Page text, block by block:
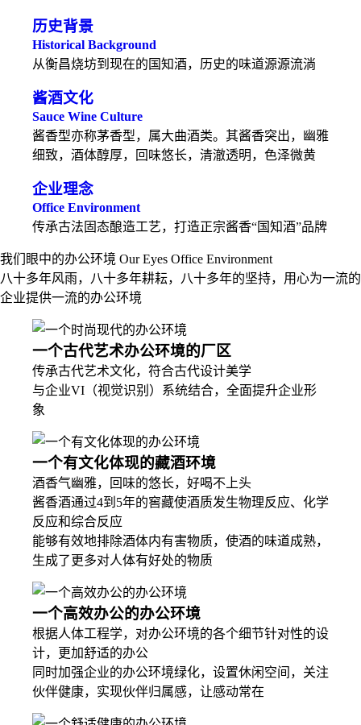
历史背景
Historical Background
从衡昌烧坊到现在的国知酒，历史的味道源源流淌
酱酒文化
Sauce Wine Culture
酱香型亦称茅香型，属大曲酒类。其酱香突出，幽雅
细致，酒体醇厚，回味悠长，清澈透明，色泽微黄
企业理念
Office Environment
传承古法固态酿造工艺，打造正宗酱香“国知酒”品牌
我们眼中的办公环境 Our Eyes Office Environment
八十多年风雨，八十多年耕耘，八十多年的坚持，用心为一流的
企业提供一流的办公环境
一个古代艺术办公环境的厂区
传承古代艺术文化，符合古代设计美学
与企业VI（视觉识别）系统结合，全面提升企业形
象
一个有文化体现的藏酒环境
酒香气幽雅，回味的悠长，好喝不上头
酱香酒通过4到5年的窖藏使酒质发生物理反应、化学
反应和综合反应
能够有效地排除酒体内有害物质，使酒的味道成熟，
生成了更多对人体有好处的物质
一个高效办公的办公环境
根据人体工程学，对办公环境的各个细节针对性的设
计，更加舒适的办公
同时加强企业的办公环境绿化，设置休闲空间，关注
伙伴健康，实现伙伴归属感，让感动常在